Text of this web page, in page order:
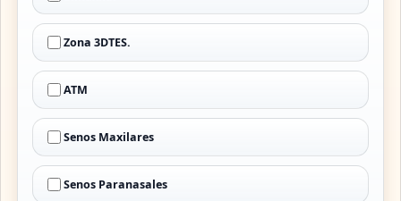
Zona 3DTES.
ATM
Senos Maxilares
Senos Paranasales